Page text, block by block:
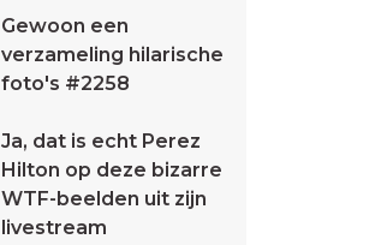
Gewoon een
verzameling hilarische
foto's #2258
Ja, dat is echt Perez
Hilton op deze bizarre
WTF-beelden uit zijn
livestream